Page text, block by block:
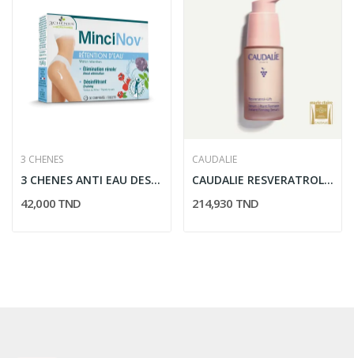
3 CHENES
3 CHENES ANTI EAU DESINFILTRANT ET AMINCISSANT...
42,000 TND
CAUDALIE
CAUDALIE RESVERATROL LIFT SERUM LIFTANT FERMETE...
214,930 TND